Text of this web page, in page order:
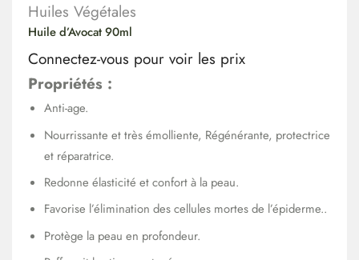
Huiles Végétales
Huile d’Avocat 90ml
Connectez-vous pour voir les prix
Propriétés :
Anti-age.
Nourrissante et très émolliente, Régénérante, protectrice
et réparatrice.
Redonne élasticité et confort à la peau.
Favorise l’élimination des cellules mortes de l’épiderme..
Protège la peau en profondeur.